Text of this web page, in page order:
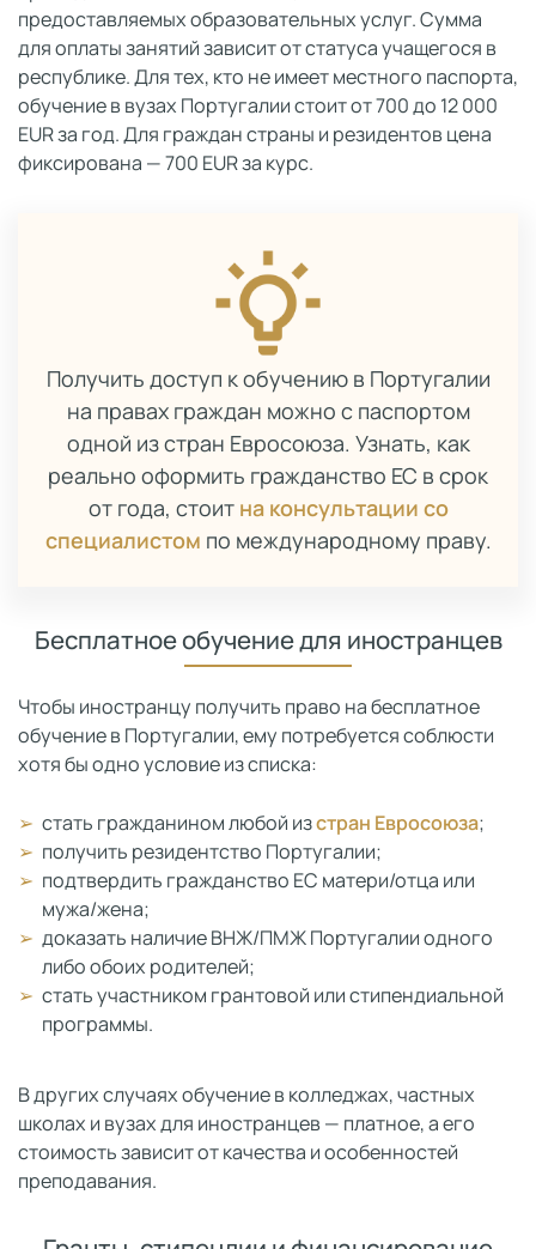
предоставляемых образовательных услуг. Сумма
для оплаты занятий зависит от статуса учащегося в
республике. Для тех, кто не имеет местного паспорта,
обучение в вузах Португалии стоит от 700 до 12 000
EUR за год. Для граждан страны и резидентов цена
фиксирована — 700 EUR за курс.
Получить доступ к обучению в Португалии
на правах граждан можно с паспортом
одной из стран Евросоюза. Узнать, как
реально оформить гражданство ЕС в срок
от года, стоит на консультации со
специалистом по международному праву.
Бесплатное обучение для иностранцев
Чтобы иностранцу получить право на бесплатное
обучение в Португалии, ему потребуется соблюсти
хотя бы одно условие из списка:
стать гражданином любой изстран Евросоюза;
получить резидентство Португалии;
подтвердить гражданство ЕС матери/отца или
мужа/жена;
доказать наличие ВНЖ/ПМЖ Португалии одного
либо обоих родителей;
стать участником грантовой или стипендиальной
программы.
В других случаях обучение в колледжах, частных
школах и вузах для иностранцев — платное, а его
стоимость зависит от качества и особенностей
преподавания.